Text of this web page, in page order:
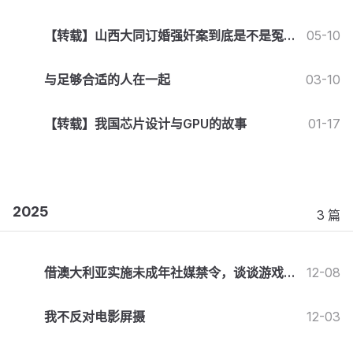
【转载】山西大同订婚强奸案到底是不是冤
05-10
与足够合适的人在一起 03-10
【转载】我国芯片设计与GPU的故事 01-17
2025 3 篇
借澳大利亚实施未成年社媒禁令，谈谈游戏
12-08
我不反对电影屏摄 12-03